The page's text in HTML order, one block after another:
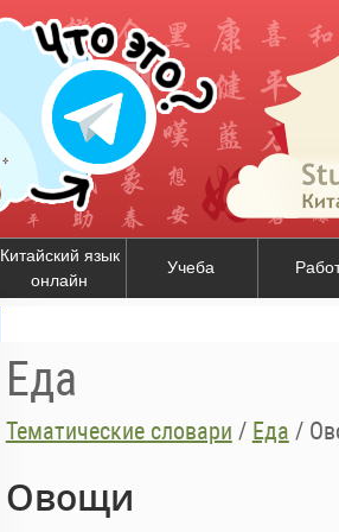
Китайский язык
онлайн
Учеба
Еда
Тематические словари / Еда /
Овощи